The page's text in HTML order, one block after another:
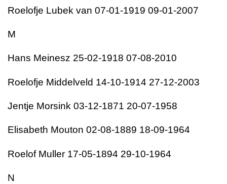
Roelofje Lubek van 07-01-1919 09-01-2007
M
Hans Meinesz 25-02-1918 07-08-2010
Roelofje Middelveld 14-10-1914 27-12-2003
Jentje Morsink 03-12-1871 20-07-1958
Elisabeth Mouton 02-08-1889 18-09-1964
Roelof Muller 17-05-1894 29-10-1964
N